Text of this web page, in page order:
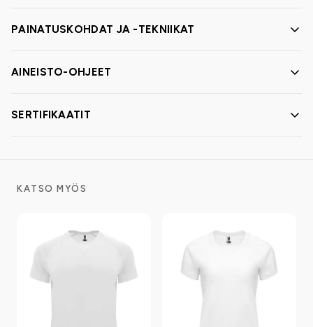
PAINATUSKOHDAT JA -TEKNIIKAT
AINEISTO-OHJEET
SERTIFIKAATIT
KATSO MYÖS